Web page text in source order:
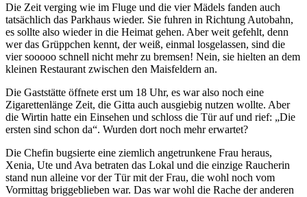
Die Zeit verging wie im Fluge und die vier Mädels fanden auch
tatsächlich das Parkhaus wieder. Sie fuhren in Richtung Autobahn,
es sollte also wieder in die Heimat gehen. Aber weit gefehlt, denn
wer das Grüppchen kennt, der weiß, einmal losgelassen, sind die
vier sooooo schnell nicht mehr zu bremsen! Nein, sie hielten an dem
kleinen Restaurant zwischen den Maisfeldern an.
Die Gaststätte öffnete erst um 18 Uhr, es war also noch eine
Zigarettenlänge Zeit, die Gitta auch ausgiebig nutzen wollte. Aber
die Wirtin hatte ein Einsehen und schloss die Tür auf und rief: „Die
ersten sind schon da“. Wurden dort noch mehr erwartet?
Die Chefin bugsierte eine ziemlich angetrunkene Frau heraus,
Xenia, Ute und Ava betraten das Lokal und die einzige Raucherin
stand nun alleine vor der Tür mit der Frau, die wohl noch vom
Vormittag briggeblieben war. Das war wohl die Rache der anderen